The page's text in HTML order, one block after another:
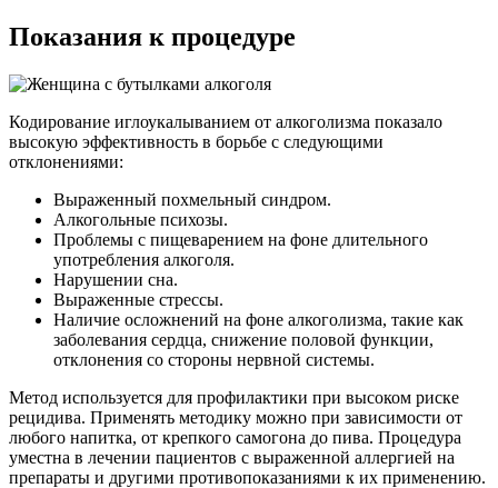
Показания к процедуре
Кодирование иглоукалыванием от алкоголизма показало
высокую эффективность в борьбе с следующими
отклонениями:
Выраженный похмельный синдром.
Алкогольные психозы.
Проблемы с пищеварением на фоне длительного
употребления алкоголя.
Нарушении сна.
Выраженные стрессы.
Наличие осложнений на фоне алкоголизма, такие как
заболевания сердца, снижение половой функции,
отклонения со стороны нервной системы.
Метод используется для профилактики при высоком риске
рецидива. Применять методику можно при зависимости от
любого напитка, от крепкого самогона до пива. Процедура
уместна в лечении пациентов с выраженной аллергией на
препараты и другими противопоказаниями к их применению.